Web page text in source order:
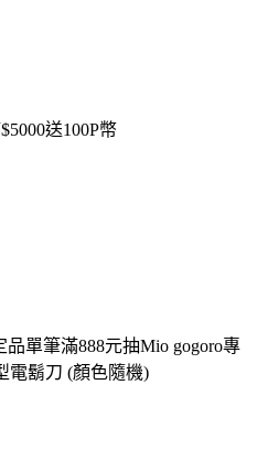
送100P幣
品單筆滿888元抽Mio gogoro專
電鬍刀 (顏色隨機)